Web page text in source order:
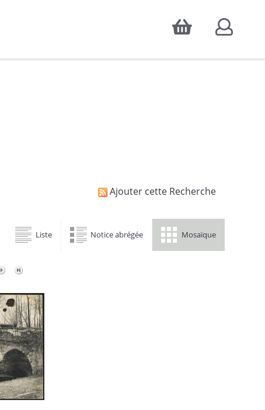
Accepter
d'audience, ainsi que pour
Ajouter cette Recherche
Liste Notice abrégée Mosaïque